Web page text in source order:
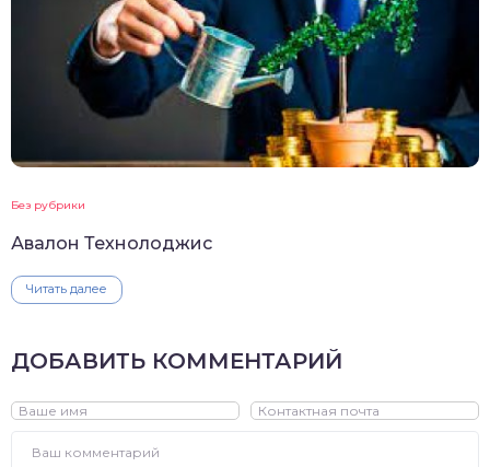
Без рубрики
Авалон Технолоджис
Читать далее
ДОБАВИТЬ КОММЕНТАРИЙ